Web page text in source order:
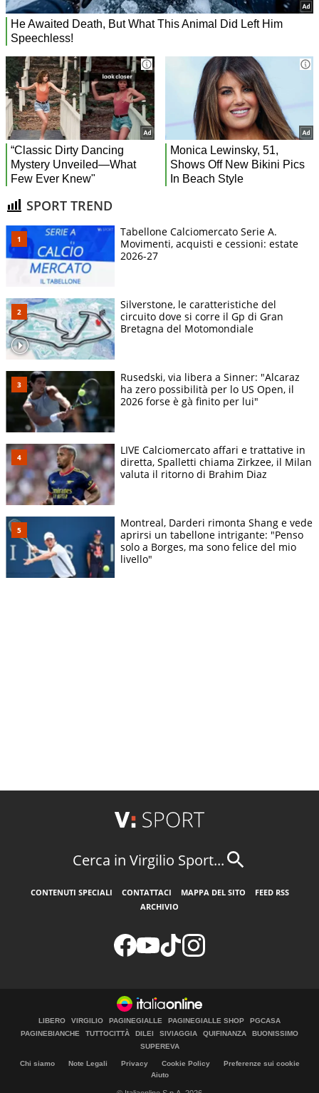
SPORT TREND
Tabellone Calciomercato Serie A.
Movimenti, acquisti e cessioni: estate
2026-27
Silverstone, le caratteristiche del
circuito dove si corre il Gp di Gran
Bretagna del Motomondiale
Rusedski, via libera a Sinner: "Alcaraz
ha zero possibilità per lo US Open, il
2026 forse è gà finito per lui"
LIVE Calciomercato affari e trattative in
diretta, Spalletti chiama Zirkzee, il Milan
valuta il ritorno di Brahim Diaz
Montreal, Darderi rimonta Shang e vede
aprirsi un tabellone intrigante: "Penso
solo a Borges, ma sono felice del mio
livello"
Cerca in Virgilio Sport...
CONTENUTI SPECIALI CONTATTACI MAPPA DEL SITO
FEED RSS
ARCHIVIO
LIBERO VIRGILIO PAGINEGIALLE PAGINEGIALLE SHOP
PGCASA
PAGINEBIANCHE
TUTTOCITTÀ DILEI SIVIAGGIA QUIFINANZA
BUONISSIMO
SUPEREVA
Chi siamo Note Legali Privacy Cookie Policy
Preferenze sui cookie
Aiuto